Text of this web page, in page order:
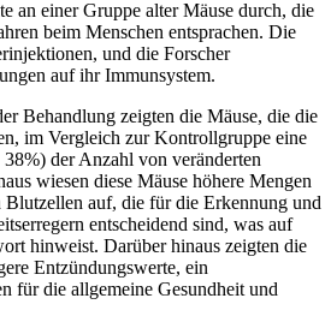
an einer Gruppe alter Mäuse durch, die
beim Menschen entsprachen. Die
und die Forscher
auf ihr Immunsystem.
Behandlung zeigten die Mäuse, die die
im Vergleich zur Kontrollgruppe eine
der Anzahl von veränderten
wiesen diese Mäuse höhere Mengen
auf, die für die Erkennung und
entscheidend sind, was auf
hinweist. Darüber hinaus zeigten die
Entzündungswerte, ein
für die allgemeine Gesundheit und